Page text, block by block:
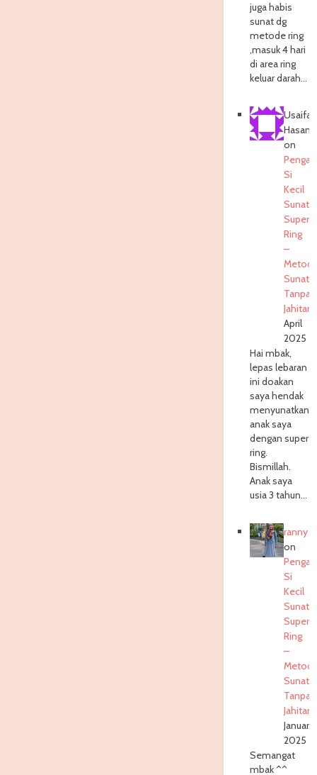
juga habis
sunat dg
metode ring
,masuk 4 hari
di area ring
keluar darah…
on
Si
Kecil
Sunat
Super
Ring
–
Sunat
Tanpa
Jahitan
April
2025
Hai mbak,
lepas lebaran
ini doakan
saya hendak
menyunatkan
anak saya
dengan super
ring.
Bismillah.
Anak saya
usia 3 tahun…
ranny
on
Si
Kecil
Sunat
Super
Ring
–
Sunat
Tanpa
Jahitan
January
2025
Semangat
mbak ^^